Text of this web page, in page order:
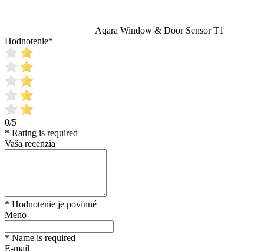
Aqara Window & Door Sensor T1
Hodnotenie*
0/5
* Rating is required
Vaša recenzia
* Hodnotenie je povinné
Meno
* Name is required
E-mail